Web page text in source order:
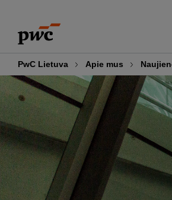
content
footer
PwC Lietuva Apie mus